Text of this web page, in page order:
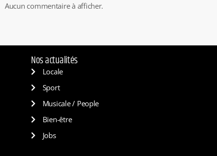
Aucun commentaire à afficher.
Nos actualités
Locale
Sport
Musicale / People
Bien-être
Jobs